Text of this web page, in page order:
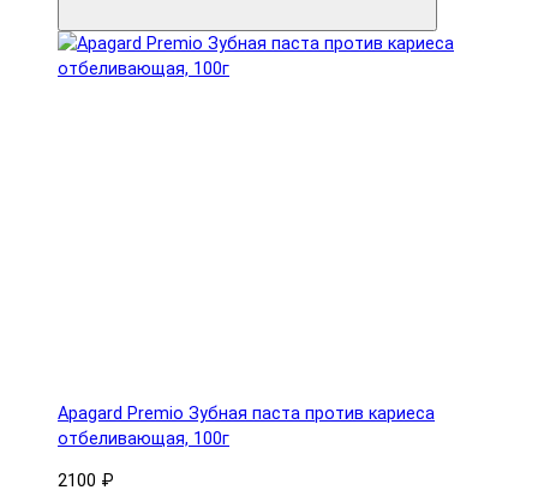
Apagard Premio Зубная паста против кариеса
отбеливающая, 100г
2100 ₽